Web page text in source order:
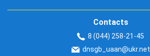
Contacts
8 (044) 258-21-45
dnsgb_uaan@ukr.net